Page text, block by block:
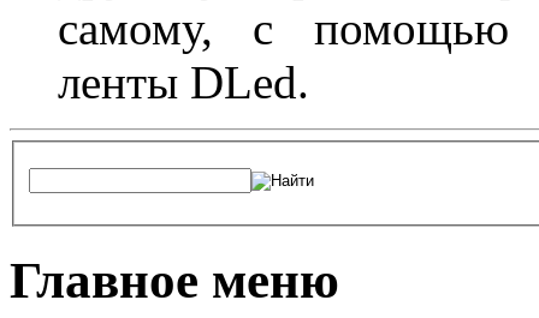
самому, с помощью
ленты DLed.
Главное меню